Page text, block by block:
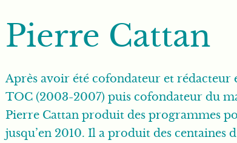
Pierre Cattan
Après avoir été cofondateur et rédacteur
TOC (2003-2007) puis cofondateur du
Pierre Cattan produit des programmes
jusqu’en 2010. Il a produit des centaines